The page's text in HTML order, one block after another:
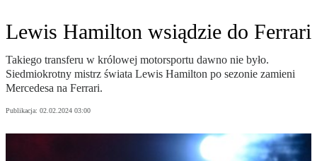
Lewis Hamilton wsiądzie do Ferrari
Takiego transferu w królowej motorsportu dawno nie było.
Siedmiokrotny mistrz świata Lewis Hamilton po sezonie zamieni
Mercedesa na Ferrari.
Publikacja: 02.02.2024 03:00